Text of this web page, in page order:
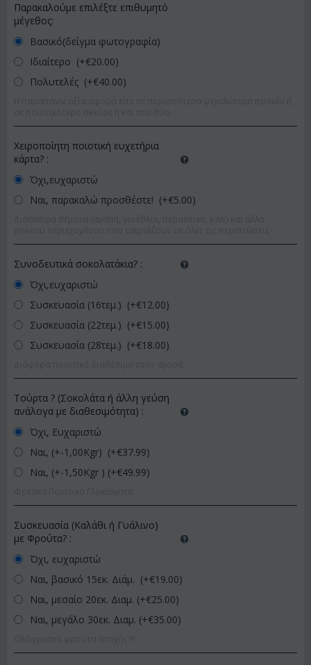
Παρακαλούμε επιλέξτε επιθυμητό
μέγεθος:
Βασικό(δείγμα φωτογραφία)
Ιδιαίτερο (+€20.00)
Πολυτελές (+€40.00)
Χειροποίητη ποιοτική ευχετήρια
κάρτα? :
Όχι,ευχαριστώ
Ναι, παρακαλώ προσθέστε! (+€5.00)
Συνοδευτικά σοκολατάκια? :
Όχι,ευχαριστώ
Συσκευασία (16τεμ.) (+€12.00)
Συσκευασία (22τεμ.) (+€15.00)
Συσκευασία (28τεμ.) (+€18.00)
Τούρτα ? (Σοκολάτα ή άλλη γεύση
ανάλογα με διαθεσιμότητα) :
Όχι, Ευχαριστώ
Ναι, (+-1,00Kgr) (+€37.99)
Ναι, (+-1,50Kgr ) (+€49.99)
Συσκευασία (Καλάθι ή Γυάλινο)
με Φρούτα? :
Όχι, ευχαριστώ
Ναι, βασικό 15εκ. Διάμ. (+€19.00)
Ναι, μεσαίο 20εκ. Διαμ. (+€25.00)
Ναι, μεγάλο 30εκ. Διαμ. (+€35.00)